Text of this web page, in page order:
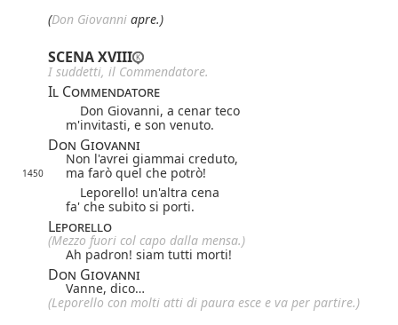
(Don Giovanni apre.)
SCENA XVIII
I suddetti, il Commendatore.
Il Commendatore
Don Giovanni, a cenar teco
m'invitasti, e son venuto.
Don Giovanni
Non l'avrei giammai creduto,
1450
ma farò quel che potrò!
Leporello! un'altra cena
fa' che subito si porti.
Leporello
(Mezzo fuori col capo dalla mensa.)
Ah padron! siam tutti morti!
Don Giovanni
Vanne, dico…
(Leporello con molti atti di paura esce e va per partire.)